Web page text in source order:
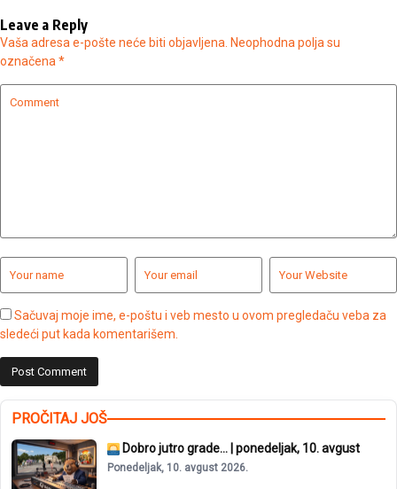
Leave a Reply
Vaša adresa e-pošte neće biti objavljena. Neophodna polja su
označena *
Sačuvaj moje ime, e-poštu i veb mesto u ovom pregledaču veba za
sledeći put kada komentarišem.
PROČITAJ JOŠ
Dobro jutro grade… | ponedeljak, 10. avgust
Ponedeljak, 10. avgust 2026.